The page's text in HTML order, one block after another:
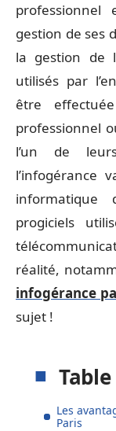
gestion de ses
la gestion de
utilisés par
être
professionnel
l’un de
l’infogérance
informatique
progiciels
réalité,
infogérance
sujet !
Les
Paris